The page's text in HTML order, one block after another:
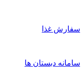
غذا
دبستان ها